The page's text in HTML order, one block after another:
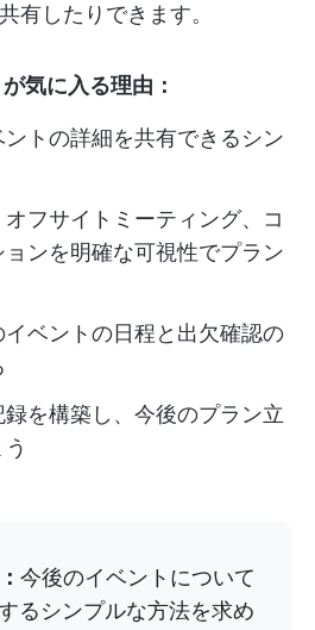
有したりできます。
気に入る理由：
トの詳細を共有できるシン
フサイトミーティング、コ
ョンを明確な可視性でプラン
ベントの日程と出欠確認の
を構築し、今後のプラン立
今後のイベントについて
るシンプルな方法を求め